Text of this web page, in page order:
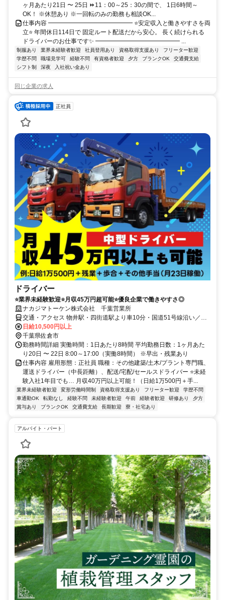
ヶ月あたり21日 〜 25日 ⏩11：00～25：30の間で、 1日6時間～
OK！ ※休憩あり ※一回転のみの勤務も相談OK...
仕事内容 ━━━━━━━━━━━━━━ ⭐安定収入と働きやすさを両
立⭐ 年間休日114日で 固定ルート配送だから安心。 長く続けられる
ドライバーのお仕事です✨ ━━━━━━━━━━━━━━ ...
制服あり 業界未経験者歓迎 社員登用あり 資格取得支援あり
フリーター歓迎
学歴不問
職場見学可 経験不問 有資格者歓迎 夕方 ブランクOK
交通費支給
シフト制
深夜 入社祝い金あり
同じ企業の求人
正社員
ドライバー
⭐業界未経験歓迎⭐月収45万円超可能⭐優良企業で働きやすさ◎
ナカジマトーケン株式会社 千葉営業所
交通・アクセス 物井駅・四街道駅より車10分・国道51号線沿い／車
通勤OK（駐車場完備）
日給10,500円以上
千葉県佐倉市
勤務時間詳細 実働時間：1日あたり8時間 平均勤務日数：1ヶ月あた
り20日 〜 22日 8:00～17:00（実働8時間） ※早出・残業あり
仕事内容 雇用形態：正社員 職種：その他建築/土木/プラント専門職、
運送ドライバー（中長距離）、配送/宅配/セールスドライバー ⭐未経
験入社1年目でも… 月収40万円以上可能！（日給1万500円＋手...
業界未経験者歓迎 変形労働時間制 資格取得支援あり フリーター歓迎
学歴不問
車通勤OK
転勤なし 経験不問 未経験者歓迎 午前 経験者歓迎 研修あり
夕方
賞与あり
ブランクOK 交通費支給 長期歓迎 寮・社宅あり
アルバイト・パート